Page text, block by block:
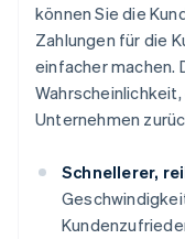
können Sie die
Zahlungen für die
einfacher machen.
Unternehmen
Schnellerer,